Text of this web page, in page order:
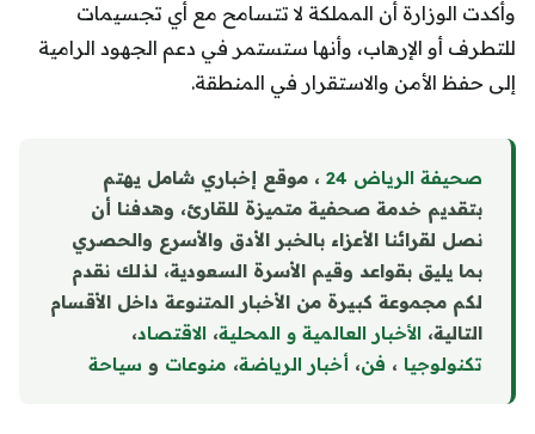
وأكدت الوزارة أن المملكة لا تتسامح مع أي تجسيمات
للتطرف أو الإرهاب، وأنها ستستمر في دعم الجهود الرامية
إلى حفظ الأمن والاستقرار في المنطقة.
صحيفة الرياض 24
، موقع إخباري شامل يهتم
بتقديم خدمة صحفية متميزة للقارئ، وهدفنا أن
نصل لقرائنا الأعزاء بالخبر الأدق والأسرع والحصري
بما يليق بقواعد وقيم الأسرة السعودية، لذلك نقدم
لكم مجموعة كبيرة من الأخبار المتنوعة داخل الأقسام
التالية، الأخبار العالمية و المحلية، الاقتصاد،
تكنولوجيا ، فن، أخبار الرياضة، منوعات و سياحة